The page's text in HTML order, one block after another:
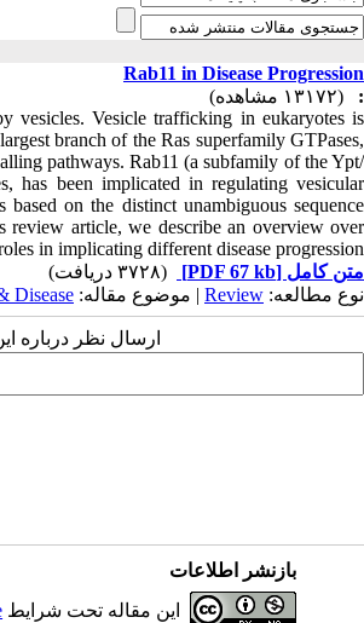
Rab11 in Disease Progression
:
(۱۳۱۷۲ مشاهده)
vesicles. Vesicle trafficking in eukaryotes is
branch of the Ras superfamily GTPases,
pathways. Rab11 (a subfamily of the Ypt/
has been implicated in regulating vesicular
on the distinct unambiguous sequence
review article, we describe an overview over
in implicating different disease progression.
متن کامل [PDF 67 kb]
(۳۷۲۸ دریافت)
نوع مطالعه: Review | موضوع مقاله: Disease
ارسال نظر درباره
بازنشر اطلاعات
این مقاله تحت شرایط